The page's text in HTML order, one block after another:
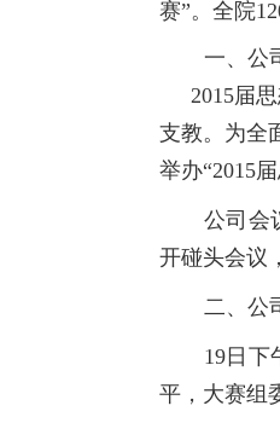
赛”。全院
一、公
2015届思
支教。为全
举办“2015
公司会
开碰头会议
二、公
19日下
平，大赛组